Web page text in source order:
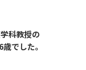
科教授の
でした。